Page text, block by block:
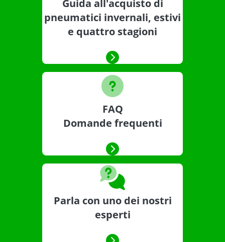
Guida all'acquisto di
pneumatici invernali, estivi
e quattro stagioni
FAQ
Domande frequenti
Parla con uno dei nostri
esperti